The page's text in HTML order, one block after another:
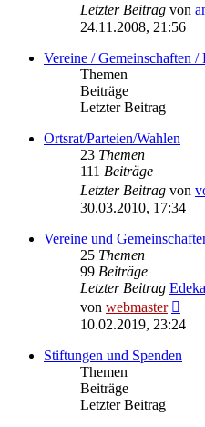
Letzter Beitrag von
24.11.2008, 21:56
Vereine / Gemeinschaften /
Themen
Beiträge
Letzter Beitrag
Ortsrat/Parteien/Wahlen
23 Themen
111 Beiträge
Letzter Beitrag von
30.03.2010, 17:34
Vereine und
25 Themen
99 Beiträge
Letzter Beitrag
von webmaster
10.02.2019, 23:24
Stiftungen und Spenden
Themen
Beiträge
Letzter Beitrag